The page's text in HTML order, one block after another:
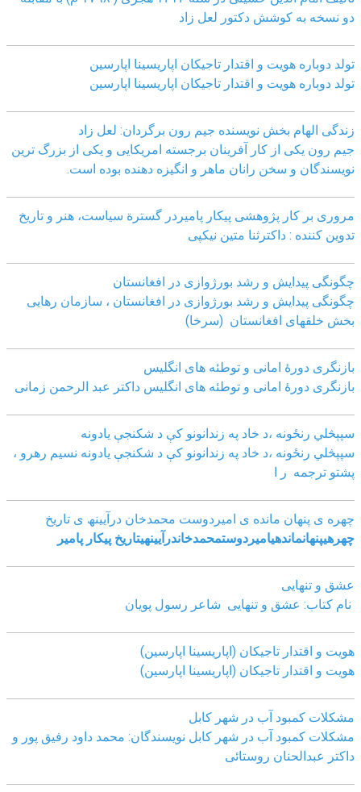
دو نسخه به کوشش دکتور لعل زاد
تولد دوباره هویت و اقتدار تاجیکان اپاریسینا اپارسین
تولد دوباره هویت و اقتدار تاجیکان اپاریسینا اپارسین
زندگی الهام بخش نویسنده جیم رون برگردان: لعل زاد
جیم رون یکی از کار آفرینان برجسته امریکایی و یکی از بزرگ ترین
نویسندگان و سخن رانان ماهر و انگیزه دهنده بوده است.
مروری بر کار پژوهشی پیکار پامیردر گسترة سیاست، هنر و تاریخ
تدوین کننده : داکترثنا متین نیکپی
چگونگی پیدایش و رشد بورژوازی در افغانستان
چگونگی پیدایش و رشد بورژوازی در افغانستان ، سازمان رهایی
بخش خلقهای افغانستان (سرخا)
بازنگرى دورۀ امانى و توطئه هاى انگليس
بازنگرى دورۀ امانى و توطئه هاى انگليس داکتر عبد الرحمن زمانى
سپېڅلي رنځونه ،د خاد په زندانونو کې د شکنجې یادونه
سپېڅلي رنځونه ،د خاد په زندانونو کې د شکنجې یادونه نسیم رهرو ،
پشتو ترجمه ر ا
چھره ی پنھان مانده ی امیردوست محمدخان درآیینھ ی تاریخ
چھرهیپنھانماندهیامیردوستمحمدخاندرآیینھیتاریخ پیکار پامیر
عشق و تنهایی
نام کتاب: عشق و تنهایی شاعر رسول پویان
هویت و اقتدار تاجیکان (اپاریسینا اپارسین)
هویت و اقتدار تاجیکان (اپاریسینا اپارسین)
مشکلات کمبود آب در شهر کابل
مشکلات کمبود آب در شهر کابل نویسندگان: محمد داود رفیق پور و
داکتر عبدالحنان روستائی